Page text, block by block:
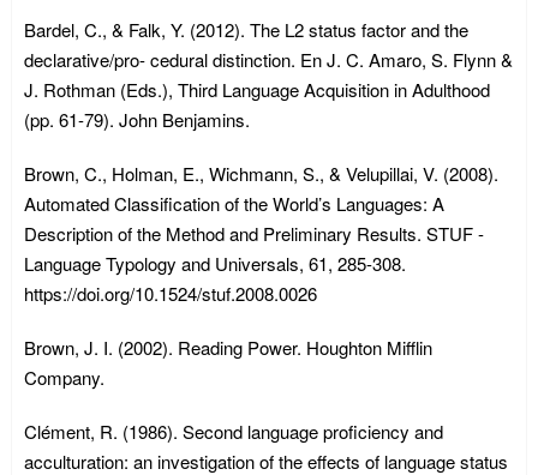
Bardel, C., & Falk, Y. (2012). The L2 status factor and the
declarative/pro- cedural distinction. En J. C. Amaro, S. Flynn &
J. Rothman (Eds.), Third Language Acquisition in Adulthood
(pp. 61-79). John Benjamins.
Brown, C., Holman, E., Wichmann, S., & Velupillai, V. (2008).
Automated Classification of the World’s Languages: A
Description of the Method and Preliminary Results. STUF -
Language Typology and Universals, 61, 285-308.
https://doi.org/10.1524/stuf.2008.0026
Brown, J. I. (2002). Reading Power. Houghton Mifflin
Company.
Clément, R. (1986). Second language proficiency and
acculturation: an investigation of the effects of language status